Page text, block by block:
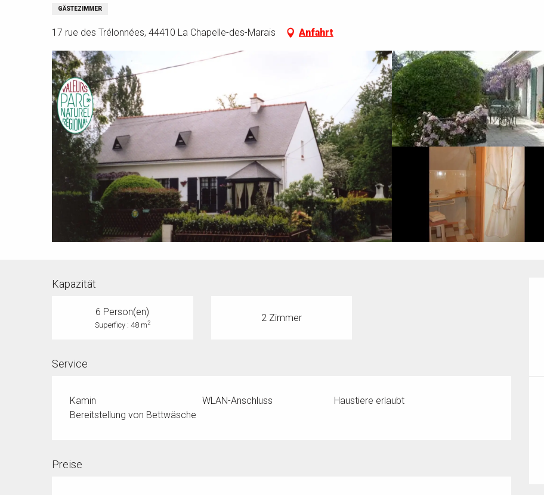
GÄSTEZIMMER
17 rue des Trélonnées, 44410 La Chapelle-des-Marais Anfahrt
Kapazität
6 Person(en)
Superficy : 48 m2 2 Zimmer
Service
Kamin WLAN-Anschluss
Haustiere erlaubt
Bereitstellung von Bettwäsche
Preise